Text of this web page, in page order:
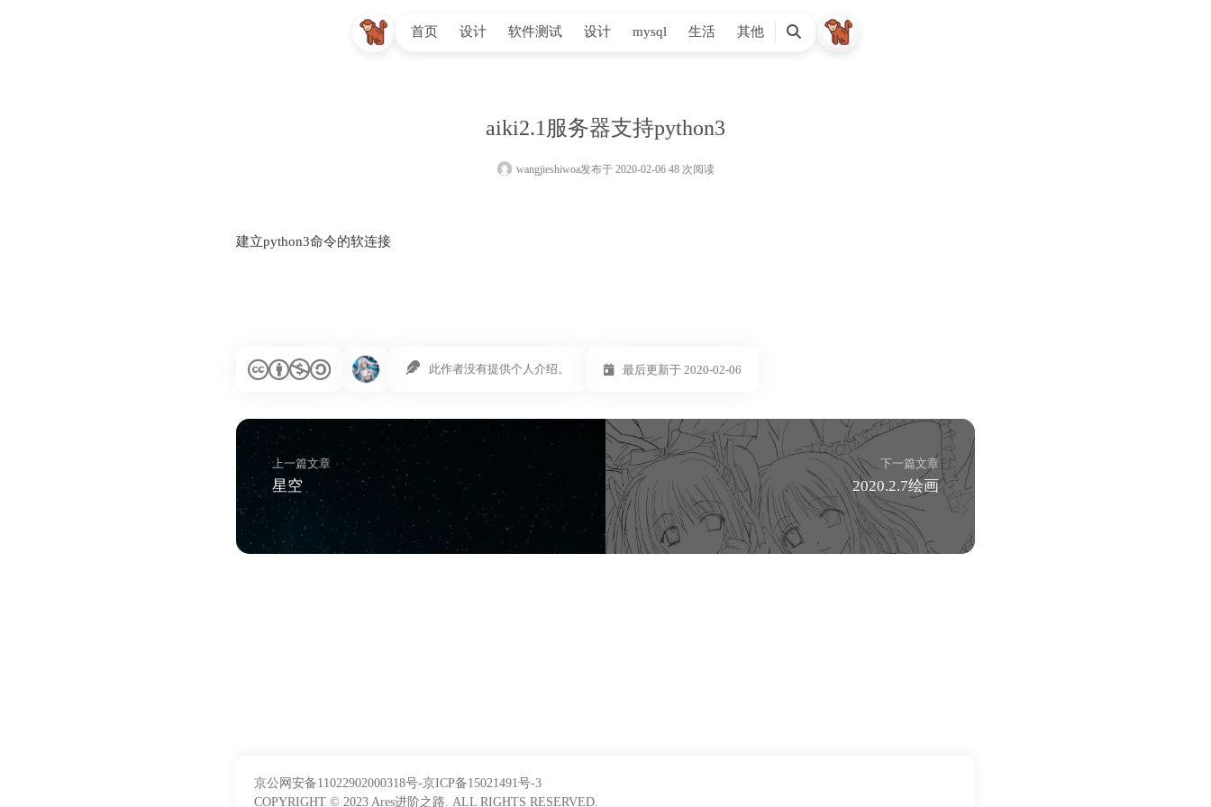
首页 设计 软件测试 设计 mysql 生活 其他
搜
aiki2.1服务器支持python3
wangjieshiwoa发布于 2020-02-06 48 次阅读
建立python3命令的软连接
此作者没有提供个人介绍。 最后更新于 2020-02-06
上一篇文章
星空
下一篇文章
2020.2.7绘画
京公网安备11022902000318号-京ICP备15021491号-3
COPYRIGHT © 2023 Ares进阶之路. ALL RIGHTS RESERVED.